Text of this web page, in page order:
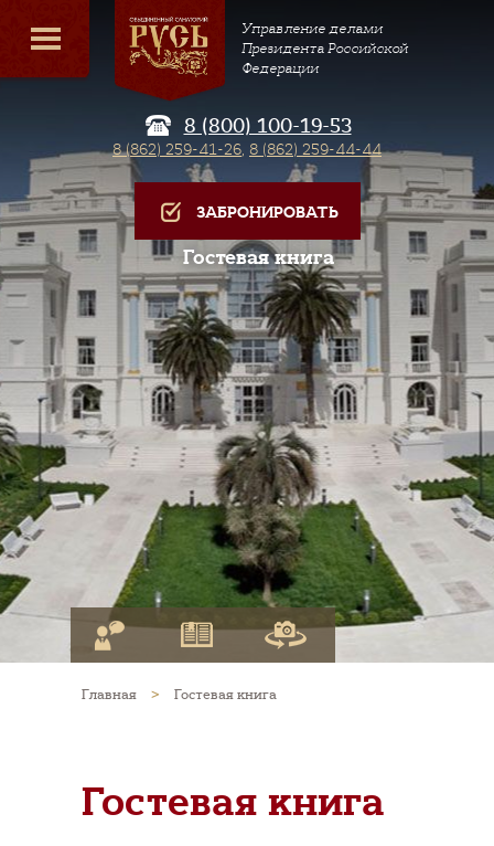
Управление делами
Президента Российской
Федерации
8 (800) 100-19-53
8 (862) 259-41-26, 8 (862) 259-44-44
ЗАБРОНИРОВАТЬ
Гостевая книга
Главная > Гостевая книга
Гостевая книга